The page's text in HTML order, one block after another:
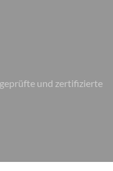
und zertifizierte